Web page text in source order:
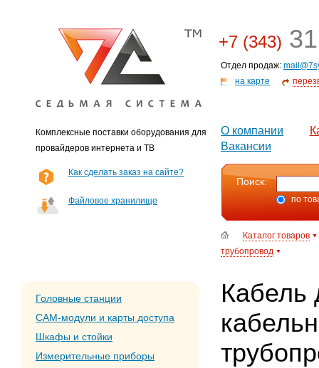
Комплексные поставки оборудования для
провайдеров интернета и ТВ
+7 (343)
Отдел продаж:
на карте
О компании
Вакансии
Как сделать заказ на сайте?
Файловое хранилище
Поиск:
по
Каталог товаров
трубопровод
Головные станции
CAM-модули и карты доступа
Шкафы и стойки
Измерительные приборы
Кабель